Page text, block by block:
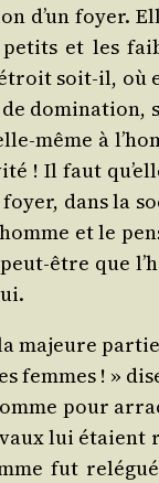
d’un foyer.
et les
soit-il,
domi­na­tion,
même à
! Il faut
dans
et le
être que
majeure
femmes ! »
pour
lui
fut